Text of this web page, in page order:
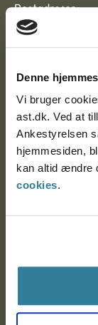
Denne
Vi bruger
ast.dk. Ved at
Ankestyrelsen
hjemmesiden,
kan altid ændre
cookies.
Postadresse:
Nytorv 7, 2. sal
Om
Om